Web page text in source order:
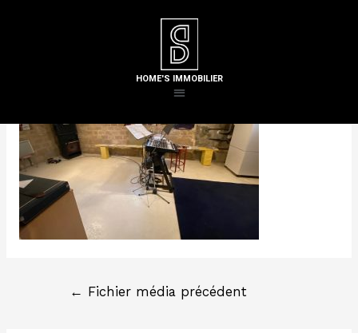
HOME'S IMMOBILIER
/ Par
← Fichier média précédent